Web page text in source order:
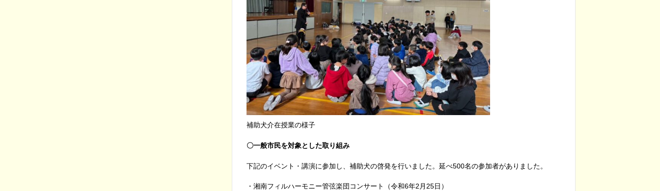
補助犬介在授業の様子
〇一般市民を対象とした取り組み
下記のイベント・講演に参加し、補助犬の啓発を行いました。延べ500名の参加者がありました。
・湘南フィルハーモニー管弦楽団コンサート（令和6年2月25日）